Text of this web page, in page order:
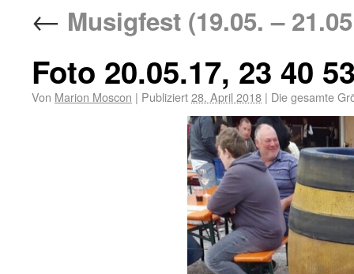
← Musigfest (19.05. –
Foto 20.05.17, 23 40
Von Marion Moscon | Publiziert28. April 2018 | Die gesamte